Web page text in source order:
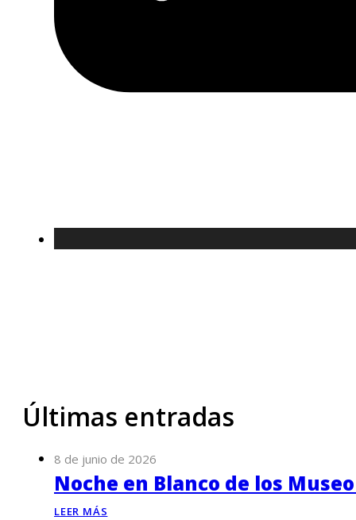
Últimas entradas
8 de junio de 2026
Noche en Blanco de los
LEER MÁS